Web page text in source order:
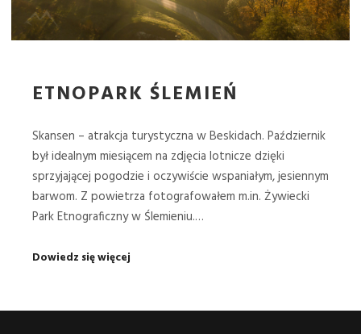
ETNOPARK ŚLEMIEŃ
Skansen – atrakcja turystyczna w Beskidach. Październik
był idealnym miesiącem na zdjęcia lotnicze dzięki
sprzyjającej pogodzie i oczywiście wspaniałym, jesiennym
barwom. Z powietrza fotografowałem m.in. Żywiecki
Park Etnograficzny w Ślemieniu.…
Dowiedz się więcej